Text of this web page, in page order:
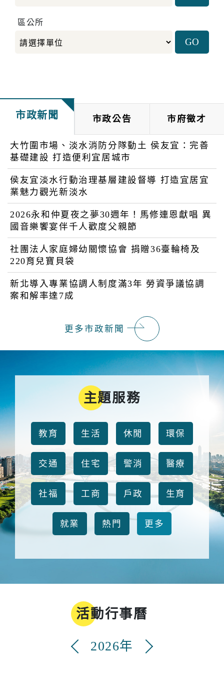
區公所
市政新聞 市政公告 市府徵才
大竹圍市場、淡水消防分隊動土 侯友宜：完善
基礎建設 打造便利宜居城市
侯友宜淡水行動治理基層建設督導 打造宜居宜
業魅力觀光新淡水
2026永和仲夏夜之夢30週年！馬修連恩獻唱 異
國音樂饗宴伴千人歡度父親節
社團法人家庭婦幼關懷協會 捐贈36臺輪椅及
220育兒寶貝袋
新北導入專業協調人制度滿3年 勞資爭議協調
案和解率達7成
更多市政新聞
主題服務
教育 生活 休閒 環保
交通 住宅 警消 醫療
社福 工商 戶政 生育
就業 熱門 更多
活動行事曆
2026年